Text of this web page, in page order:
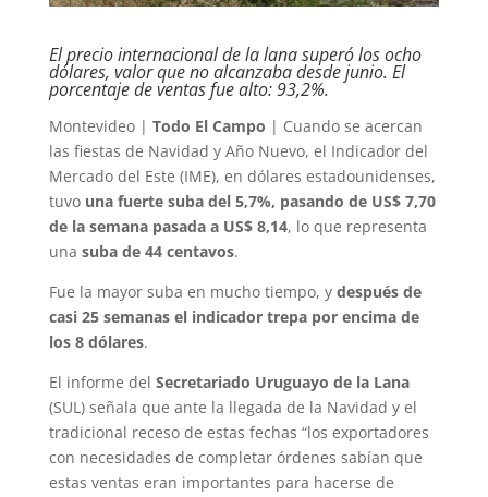
El precio internacional de la lana superó los ocho
dólares, valor que no alcanzaba desde junio. El
porcentaje de ventas fue alto: 93,2%.
Montevideo | Todo El Campo | Cuando se acercan
las fiestas de Navidad y Año Nuevo, el Indicador del
Mercado del Este (IME), en dólares estadounidenses,
tuvo una fuerte suba del 5,7%, pasando de US$ 7,70
de la semana pasada a US$ 8,14, lo que representa
una suba de 44 centavos.
Fue la mayor suba en mucho tiempo, y después de
casi 25 semanas el indicador trepa por encima de
los 8 dólares.
El informe del Secretariado Uruguayo de la Lana
(SUL) señala que ante la llegada de la Navidad y el
tradicional receso de estas fechas “los exportadores
con necesidades de completar órdenes sabían que
estas ventas eran importantes para hacerse de